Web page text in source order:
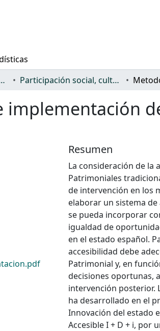
cultural y política Participación social, cultural y política
implementación
Resumen
La consideración de la
Patrimoniales
de intervención en los
elaborar un sistema
se pueda incorporar
igualdad de
en el estado español.
accesibilidad debe
Patrimonial y, en
decisiones oportunas,
intervención posterior.
ha desarrollado en el
Innovación del estado
Accesible I + D + i, por